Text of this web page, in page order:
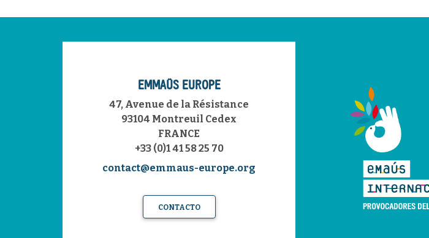
EMMAÜS EUROPE
47, Avenue de la Résistance
93104 Montreuil Cedex
FRANCE
+33 (0)1 41 58 25 70
contact@emmaus-europe.org
CONTACTO